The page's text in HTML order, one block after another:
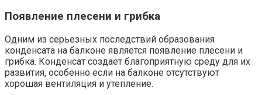
Появление плесени и грибка
Одним из серьезных последствий образования
конденсата на балконе является появление плесени и
грибка.​ Конденсат создает благоприятную среду для их
развития‚ особенно если на балконе отсутствуют
хорошая вентиляция и утепление.​